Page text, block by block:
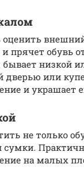
прячет обувь
низкой
дверью или
и украшает
не только
на малых